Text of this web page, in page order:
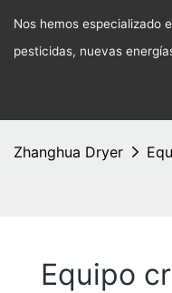
Nos hemos especializado
pesticidas, nuevas
Zhanghua Dryer
Equipo